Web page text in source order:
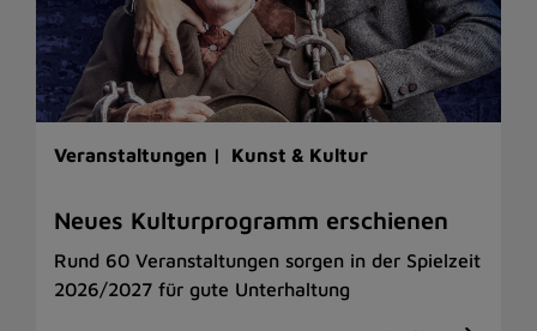
Veranstaltungen | Kunst & Kultur
Neues Kulturprogramm erschienen
Rund 60 Veranstaltungen sorgen in der Spielzeit
2026/2027 für gute Unterhaltung